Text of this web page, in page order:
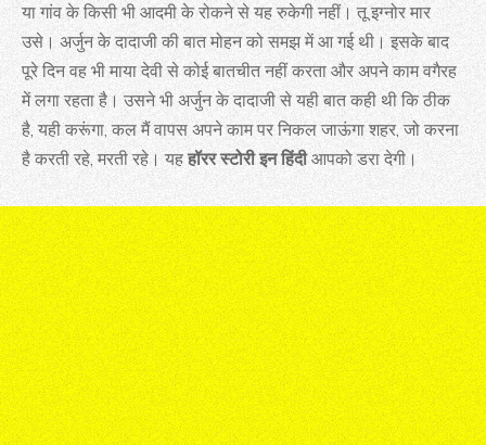
या गांव के किसी भी आदमी के रोकने से यह रुकेगी नहीं। तू इग्नोर मार
उसे। अर्जुन के दादाजी की बात मोहन को समझ में आ गई थी। इसके बाद
पूरे दिन वह भी माया देवी से कोई बातचीत नहीं करता और अपने काम वगैरह
में लगा रहता है। उसने भी अर्जुन के दादाजी से यही बात कही थी कि ठीक
है, यही करूंगा, कल मैं वापस अपने काम पर निकल जाऊंगा शहर, जो करना
है करती रहे, मरती रहे। यहहॉरर स्टोरी इन हिंदीआपको डरा देगी।